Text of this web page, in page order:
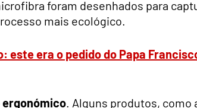
foram desenhados para
mais ecológico.
este era o pedido do Papa
. Alguns produtos, como